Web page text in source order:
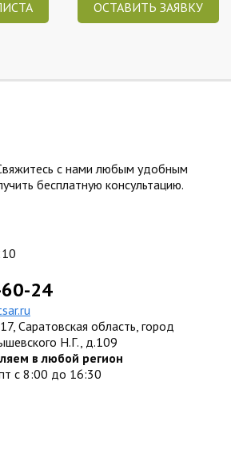
ОСТАВИТЬ ЗАЯВКУ
с нами любым удобным
бесплатную консультацию.
24
Саратовская область, город
Н.Г., д.109
в любой регион
с 8:00 до 16:30